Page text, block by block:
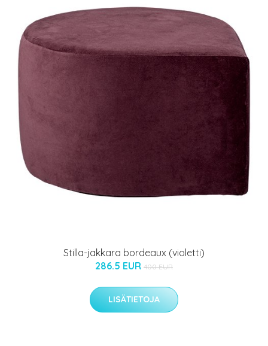
Stilla-jakkara bordeaux (violetti)
286.5 EUR 400 EUR
LISÄTIETOJA